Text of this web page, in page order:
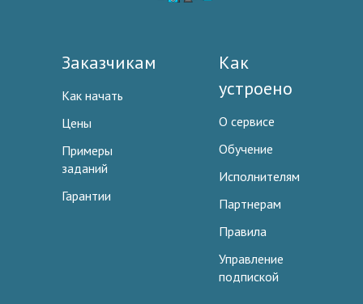
Заказчикам
Как начать
Цены
Примеры
заданий
Гарантии
Как
устроено
О сервисе
Обучение
Исполнителям
Партнерам
Правила
Управление
подпиской